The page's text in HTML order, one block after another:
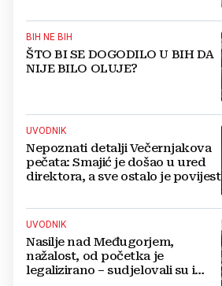
BIH NE BIH
ŠTO BI SE DOGODILO U BIH DA
NIJE BILO OLUJE?
UVODNIK
Nepoznati detalji Večernjakova
pečata: Smajić je došao u ured
direktora, a sve ostalo je povijest
UVODNIK
Nasilje nad Međugorjem,
nažalost, od početka je
legalizirano – sudjelovali su i